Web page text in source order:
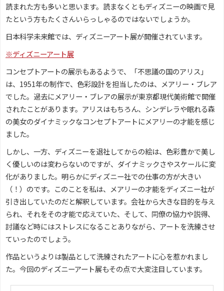
読まれた方も多いと思います。読まなくともディズニーの映画で見
たという方もたくさんいらっしゃるのではないでしょうか。
日本科学未来館では、ディズニーアート展が開催されています。
※ディズニーアート展
コンセプトアートの展示もあるようで、「不思議の国のアリス」
は、1951年の制作で、色彩設計を担当したのは、メアリー・ブレア
でした。過去にメアリー・ブレアの展示が東京都現代美術館で開催
されたことがあります。アリスはもちろん、シンデレラや眠れる森
の美女のダイナミックなコンセプトアートにメアリーの才能を感じ
ました。
しかし、一方、ディズニーを退社してからの絵は、色彩豊かで美し
く優しいのは変わらないのですが、ダイナミックさやスケールに変
化がありました。明らかにディズニー社での仕事の方が大きい
（！）のです。このことを私は、メアリーの才能をディズニー社が
引き出していたのだと解釈しています。会社から大きな目的を与え
られ、それをその才能で応えていた、そして、同僚の協力や説得、
討議など時にはストレスになることありながら、アートを洗練させ
ていったのでしょう。
作品というよりは製品として洗練されたアートに心を惹かれまし
た。今回のディズニーアート展もその点で大変注目しています。